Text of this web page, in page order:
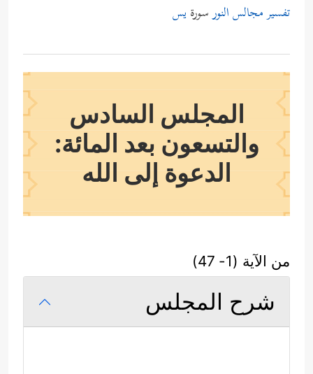
تفسير مجالس النورسورةيس
المجلس السادس
والتسعون بعد المائة:
الدعوة إلى الله
من الآية (1- 47)
شرح المجلس